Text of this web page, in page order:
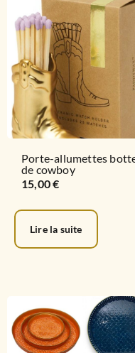
Porte-allumettes
de cowboy
15,00€
Lire la suite